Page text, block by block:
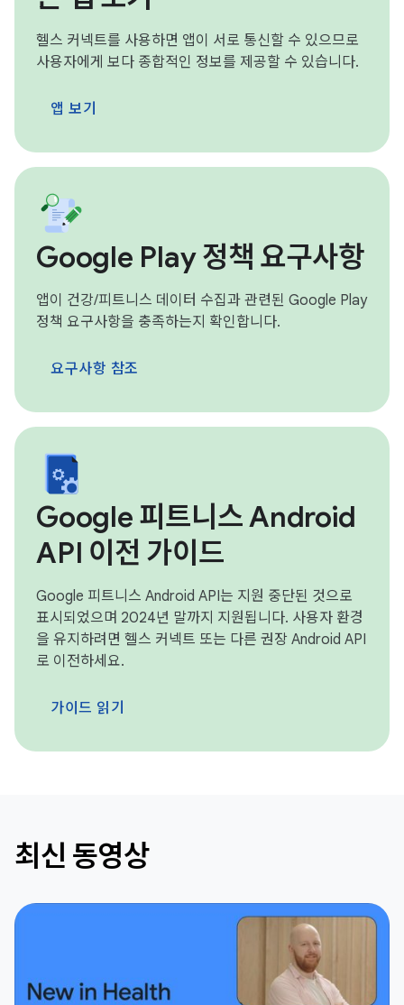
헬스 커넥트를 사용하면 앱이 서로 통신할 수 있으므로
사용자에게 보다 종합적인 정보를 제공할 수 있습니다.
앱 보기
Google Play 정책 요구사항
앱이 건강/피트니스 데이터 수집과 관련된 Google Play
정책 요구사항을 충족하는지 확인합니다.
요구사항 참조
Google 피트니스 Android
API 이전 가이드
Google 피트니스 Android API는 지원 중단된 것으로
표시되었으며 2024년 말까지 지원됩니다. 사용자 환경
을 유지하려면 헬스 커넥트 또는 다른 권장 Android API
로 이전하세요.
가이드 읽기
최신 동영상